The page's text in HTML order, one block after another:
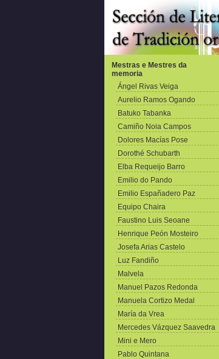
Mestras e Mestres da
memoria
Ángel Rivas Veiga
Aurelio Ramos Ogando
Batuko Tabanka
Camiño Noia Campos
Dolores Macías Pose
Dorothé Schubarth
Elba Requeijo Barro
Emilio do Pando
Emilio Españadero Paz
Equipo Chaira
Faustino Luis Seoane
Henrique Peón Mosteiro
Josefa Arias Castelo
Luz Fandiño
Malvela
Manuel Pazos Redonda
Manuela Cortizo Medal
María da Vrea
Mercedes Vázquez Saavedra
Mini e Mero
Pablo Quintana